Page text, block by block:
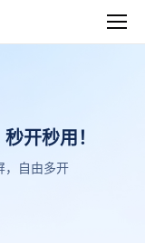
开秒用！
，自由多开